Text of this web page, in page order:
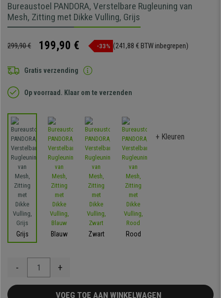
Bureaustoel PANDORA, Verstelbare Rugleuning van
Mesh, Zitting met Dikke Vulling, Grijs
299,90 € 199,90 € -33% (241,88 € BTW inbegrepen)
Gratis verzending
Op voorraad. Klaar om te verzenden
Grijs Blauw Zwart Rood
+ Kleuren
- +
VOEG TOE AAN WINKELWAGEN